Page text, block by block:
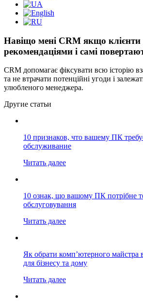
Навіщо мені CRM якщо клієнти
рекомендаціями і самі
CRM допомагає фіксувати всю історію
та не втрачати потенційні угоди і
улюбленого менеджера.
Другие статьи
10 признаков, что вашему ПК
обслуживание
Читать далее
10 ознак, що вашому ПК потрібне
обслуговування
Читать далее
Як обрати комп’ютерного майстра
для бізнесу та дому
Читать далее